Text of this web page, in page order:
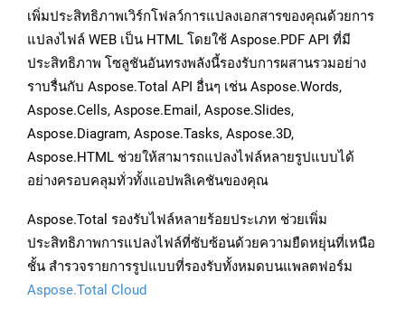
เพิ่มประสิทธิภาพเวิร์กโฟลว์การแปลงเอกสารของคุณด้วยการ
แปลงไฟล์ WEB เป็น HTML โดยใช้ Aspose.PDF API ที่มี
ประสิทธิภาพ โซลูชันอันทรงพลังนี้รองรับการผสานรวมอย่าง
ราบรื่นกับ Aspose.Total API อื่นๆ เช่น Aspose.Words,
Aspose.Cells, Aspose.Email, Aspose.Slides,
Aspose.Diagram, Aspose.Tasks, Aspose.3D,
Aspose.HTML ช่วยให้สามารถแปลงไฟล์หลายรูปแบบได้
อย่างครอบคลุมทั่วทั้งแอปพลิเคชันของคุณ
Aspose.Total รองรับไฟล์หลายร้อยประเภท ช่วยเพิ่ม
ประสิทธิภาพการแปลงไฟล์ที่ซับซ้อนด้วยความยืดหยุ่นที่เหนือ
ชั้น สำรวจรายการรูปแบบที่รองรับทั้งหมดบนแพลตฟอร์ม
Aspose.Total Cloud